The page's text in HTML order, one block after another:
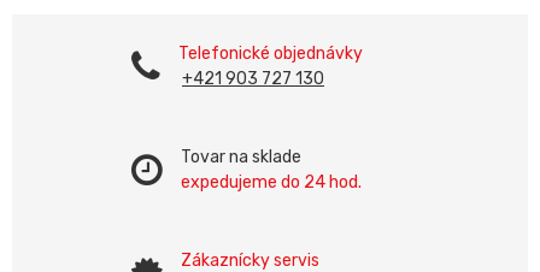
Telefonické objednávky
+421 903 727 130
Tovar na sklade
expedujeme do 24 hod.
Zákaznícky servis